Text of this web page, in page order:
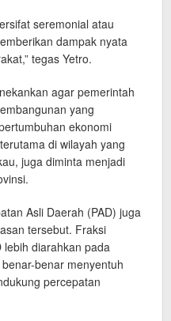
seremonial atau
dampak nyata
tegas Yetro.
agar pemerintah
yang
ekonomi
di wilayah yang
juga diminta menjadi
Asli Daerah (PAD) juga
tersebut. Fraksi
lebih diarahkan pada
benar menyentuh
percepatan